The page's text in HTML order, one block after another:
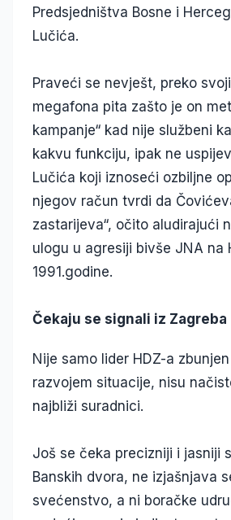
Predsjedništva Bosne i
Lučića.
Praveći se nevješt, preko
megafona pita zašto je on
kampanje“ kad nije službeni
kakvu funkciju, ipak ne
Lučića koji iznoseći ozbiljne
njegov račun tvrdi da
zastarijeva“, očito aludirajući
ulogu u agresiji bivše JNA na
1991.godine.
Čekaju se signali iz Zagreba
Nije samo lider HDZ-a
razvojem situacije, nisu
najbliži suradnici.
Još se čeka precizniji i jasniji
Banskih dvora, ne izjašnjava
svećenstvo, a ni boračke